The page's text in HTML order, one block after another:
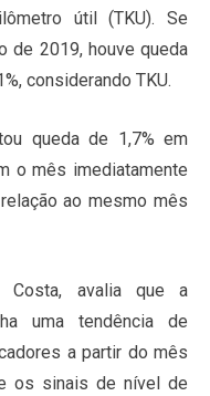
útil (TKU). Se
de 2019, houve queda
considerando TKU.
queda de 1,7% em
o mês imediatamente
ao mesmo mês
Costa, avalia que a
uma tendência de
a partir do mês
os sinais de nível de